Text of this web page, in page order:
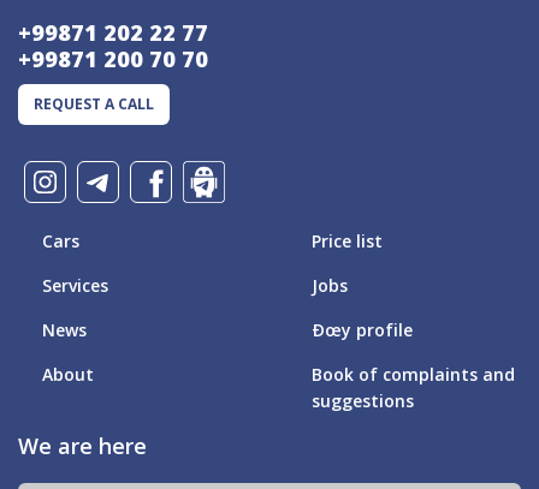
+99871 202 22 77
+99871 200 70 70
REQUEST A CALL
Cars
Services
News
About
Price list
Jobs
Ðœy profile
Book of complaints and
suggestions
We are here